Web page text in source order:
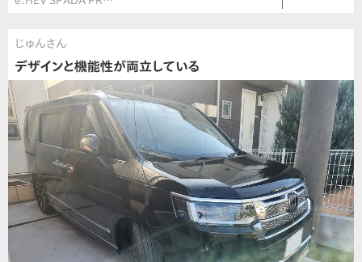
じゅんさん
デザインと機能性が両立している